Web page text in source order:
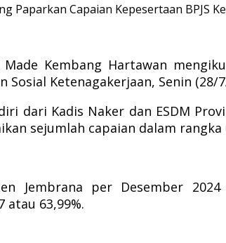
Paparkan Capaian Kepesertaan BPJS
Kembang Hartawan
Sosial Ketenagakerjaan, Senin
dari Kadis Naker dan ESDM
sejumlah capaian dalam
Jembrana per Desember
atau 63,99%.